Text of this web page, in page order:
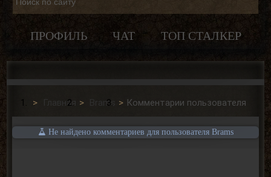
ПРОФИЛЬ ЧАТ ТОП СТАЛКЕР
Главная Brams Комментарии пользователя
Не найдено комментариев для пользователя Brams